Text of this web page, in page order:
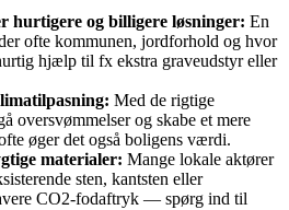
hurtigere og billigere løsninger: En
ofte kommunen, jordforhold og hvor
hjælp til fx ekstra graveudstyr eller
Med de rigtige
oversvømmelser og skabe et mere
øger det også boligens værdi.
materialer: Mange lokale aktører
sten, kantsten eller
CO2‑fodaftryk — spørg ind til